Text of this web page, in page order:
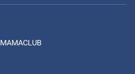
MAMACLUB